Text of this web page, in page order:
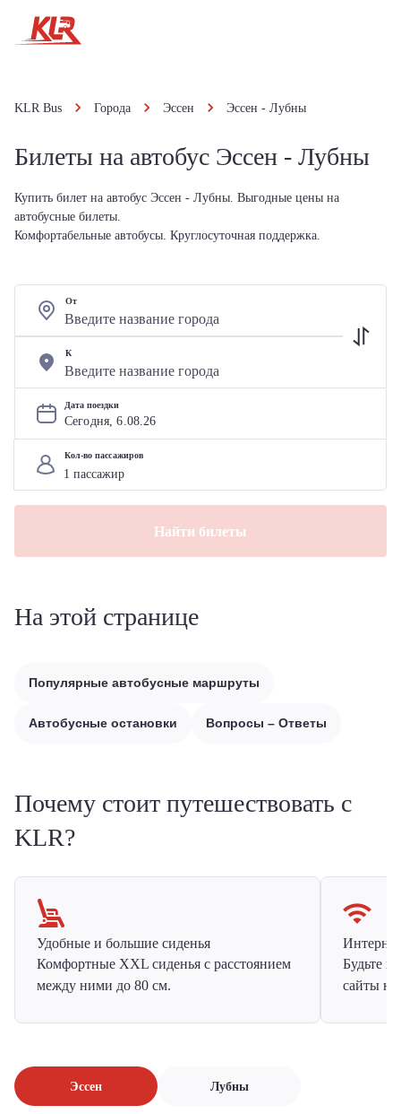
KLR Bus Города Эссен Эссен - Лубны
Билеты на автобус Эссен - Лубны
Купить билет на автобус Эссен - Лубны. Выгодные цены на
автобусные билеты.
Комфортабельные автобусы. Круглосуточная поддержка.
От
К
Дата поездки
Сегодня, 6.08.26
Кол-во пассажиров
Найти билеты
На этой странице
Популярные автобусные маршруты
Автобусные остановки Вопросы – Ответы
Почему стоит путешествовать с
KLR?
Удобные и большие сиденья
Комфортные XXL сиденья с расстоянием
между ними до 80 см.
Будьте
сайты на
Эссен Лубны